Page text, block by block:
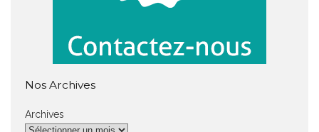
Nos Archives
Archives